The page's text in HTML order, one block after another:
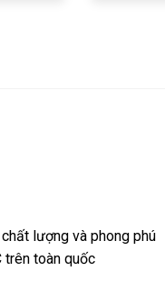
lượng và phong phú
trên toàn quốc